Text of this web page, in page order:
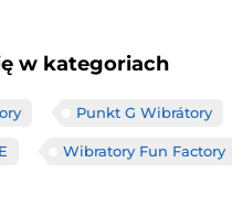
w kategoriach
Punkt G Wibrátory
Wibratory Fun Factory